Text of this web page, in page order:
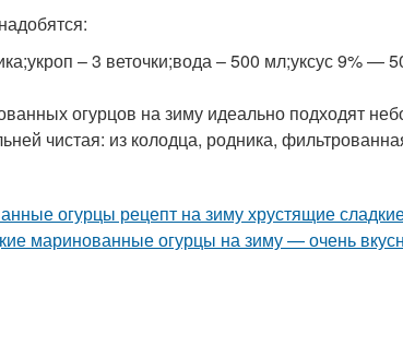
– 3 веточки;вода – 500 мл;уксус 9%
огурцов на зиму идеально подходят
чистая: из колодца, родника,